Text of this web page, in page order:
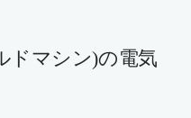
ドマシン)の電気